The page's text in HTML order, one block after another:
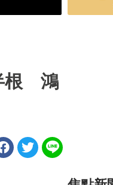
根 鴻